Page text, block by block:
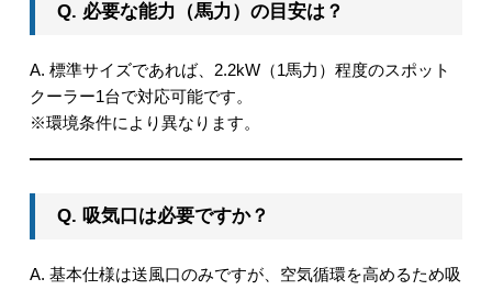
Q. 必要な能力（馬力）の目安は？
A. 標準サイズであれば、2.2kW（1馬力）程度のスポット
クーラー1台で対応可能です。
※環境条件により異なります。
Q. 吸気口は必要ですか？
A. 基本仕様は送風口のみですが、空気循環を高めるため吸